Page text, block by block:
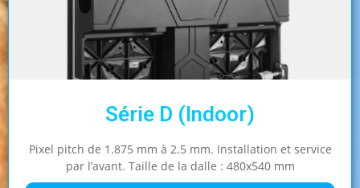
Série D (Indoor)
Pixel pitch de 1.875 mm à 2.5 mm. Installation et service
par l’avant. Taille de la dalle : 480x540 mm